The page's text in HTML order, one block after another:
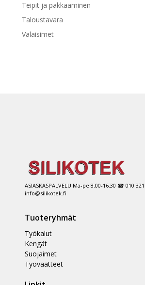
Teipit ja pakkaaminen
Taloustavara
Valaisimet
ASIASKASPALVELU Ma-pe 8.00-16.30 ☎ 010
info@silikotek.fi
Tuoteryhmät
Työkalut
Kengät
Suojaimet
Työvaatteet